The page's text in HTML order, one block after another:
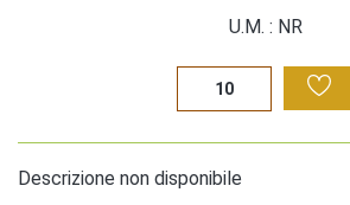
U.M. : NR
Descrizione non disponibile